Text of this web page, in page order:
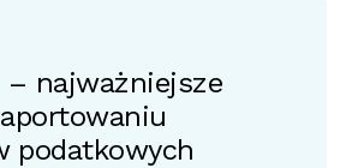
– najważniejsze
podatkowych